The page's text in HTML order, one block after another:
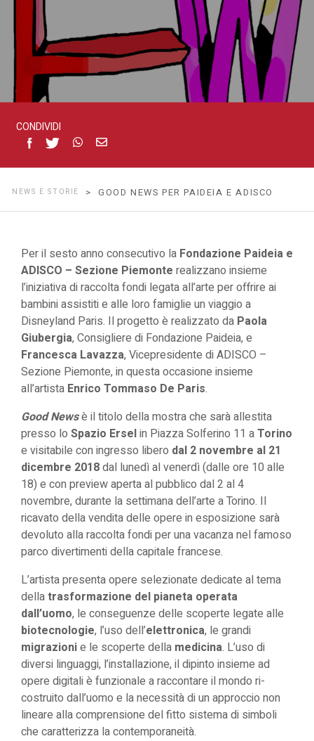
CONDIVIDI
NEWS E STORIE > GOOD NEWS PER PAIDEIA E ADISCO
Per il sesto anno consecutivo la Fondazione Paideia e
ADISCO – Sezione Piemonte realizzano insieme
l’iniziativa di raccolta fondi legata all’arte per offrire ai
bambini assistiti e alle loro famiglie un viaggio a
Disneyland Paris. Il progetto è realizzato da Paola
Giubergia, Consigliere di Fondazione Paideia, e
Francesca Lavazza, Vicepresidente di ADISCO –
Sezione Piemonte, in questa occasione insieme
all’artista Enrico Tommaso De Paris.
Good Newsè il titolo della mostra che sarà allestita
presso lo Spazio Erselin Piazza Solferino 11 aTorino
e visitabile con ingresso libero dal 2 novembre al 21
dicembre 2018dal lunedì al venerdì (dalle ore 10 alle
18) e con preview aperta al pubblico dal 2 al 4
novembre, durante la settimana dell’arte a Torino. Il
ricavato della vendita delle opere in esposizione sarà
devoluto alla raccolta fondi per una vacanza nel famoso
parco divertimenti della capitale francese.
L’artista presenta opere selezionate dedicate al tema
dellatrasformazione del pianeta operata
dall’uomo, le conseguenze delle scoperte legate alle
biotecnologie, l’uso dell’elettronica, le grandi
migrazionie le scoperte della medicina. L’uso di
diversi linguaggi, l’installazione, il dipinto insieme ad
opere digitali è funzionale a raccontare il mondo ri-
costruito dall’uomo e la necessità di un approccio non
lineare alla comprensione del fitto sistema di simboli
che caratterizza la contemporaneità.